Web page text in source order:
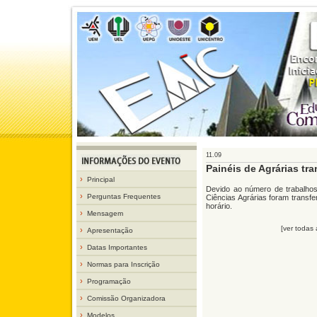
› Principal
› Perguntas Frequentes
› Mensagem
› Apresentação
› Datas Importantes
› Normas para Inscrição
› Programação
› Comissão Organizadora
› Modelos
11.09
Painéis de Agrárias
Devido ao número de
Ciências Agrárias foram
horário.
[ver todas